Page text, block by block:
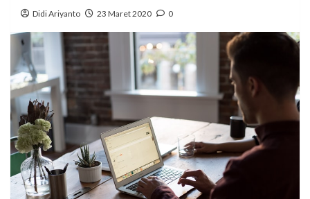
Didi Ariyanto 23 Maret 2020 0